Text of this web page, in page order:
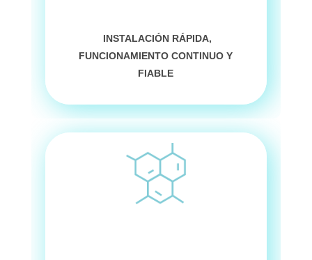
INSTALACIÓN RÁPIDA,
FUNCIONAMIENTO CONTINUO Y
FIABLE